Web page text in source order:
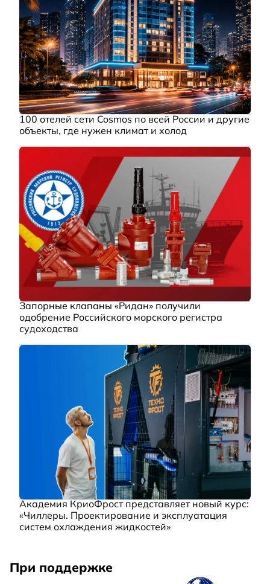
100 отелей сети Cosmos по всей России и другие
объекты, где нужен климат и холод
Запорные клапаны «Ридан» получили
одобрение Российского морского регистра
судоходства
Академия КриоФрост представляет новый курс:
«Чиллеры. Проектирование и эксплуатация
систем охлаждения жидкостей»
При поддержке